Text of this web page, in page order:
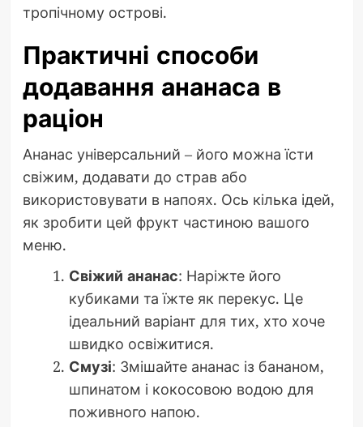
тропічному острові.
Практичні способи
додавання ананаса в
раціон
Ананас універсальний – його можна їсти
свіжим, додавати до страв або
використовувати в напоях. Ось кілька ідей,
як зробити цей фрукт частиною вашого
меню.
Свіжий ананас: Наріжте його
кубиками та їжте як перекус. Це
ідеальний варіант для тих, хто хоче
швидко освіжитися.
Смузі: Змішайте ананас із бананом,
шпинатом і кокосовою водою для
поживного напою.